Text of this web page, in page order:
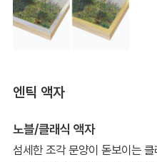
엔틱 액자
노블/클래식 액자
섬세한 조각 문양이 돋보이는